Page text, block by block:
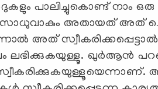
പാലിച്ചുകൊണ്ട് നാം
അതായത്‌ അത്
അത്
ലഭിക്കുകയുള്ളൂ. ഖുര്‍ആന്‍